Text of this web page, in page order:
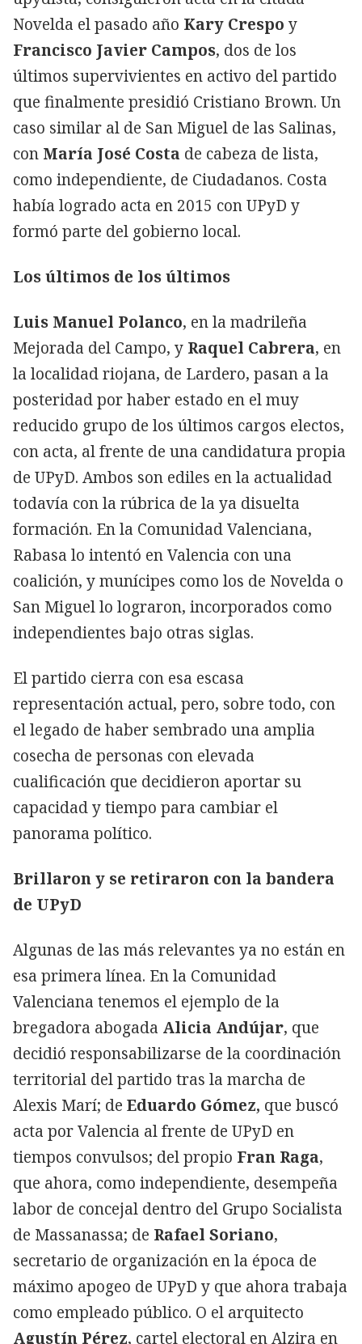
Novelda el pasado año Kary Crespo y
Francisco Javier Campos, dos de los
últimos supervivientes en activo del partido
que finalmente presidió Cristiano Brown. Un
caso similar al de San Miguel de las Salinas,
con María José Costa de cabeza de lista,
como independiente, de Ciudadanos. Costa
había logrado acta en 2015 con UPyD y
formó parte del gobierno local.
Los últimos de los últimos
Luis Manuel Polanco, en la madrileña
Mejorada del Campo, y Raquel Cabrera, en
la localidad riojana, de Lardero, pasan a la
posteridad por haber estado en el muy
reducido grupo de los últimos cargos electos,
con acta, al frente de una candidatura propia
de UPyD. Ambos son ediles en la actualidad
todavía con la rúbrica de la ya disuelta
formación. En la Comunidad Valenciana,
Rabasa lo intentó en Valencia con una
coalición, y munícipes como los de Novelda o
San Miguel lo lograron, incorporados como
independientes bajo otras siglas.
El partido cierra con esa escasa
representación actual, pero, sobre todo, con
el legado de haber sembrado una amplia
cosecha de personas con elevada
cualificación que decidieron aportar su
capacidad y tiempo para cambiar el
panorama político.
Brillaron y se retiraron con la bandera
de UPyD
Algunas de las más relevantes ya no están en
esa primera línea. En la Comunidad
Valenciana tenemos el ejemplo de la
bregadora abogada Alicia Andújar, que
decidió responsabilizarse de la coordinación
territorial del partido tras la marcha de
Alexis Marí; de Eduardo Gómez, que buscó
acta por Valencia al frente de UPyD en
tiempos convulsos; del propio Fran Raga,
que ahora, como independiente, desempeña
labor de concejal dentro del Grupo Socialista
de Massanassa; de Rafael Soriano,
secretario de organización en la época de
máximo apogeo de UPyD y que ahora trabaja
como empleado público. O el arquitecto
Agustín Pérez, cartel electoral en Alzira en